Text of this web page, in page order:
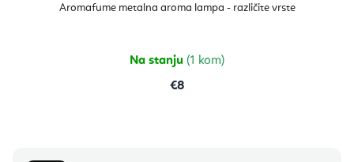
Aromafume metalna aroma lampa - različite vrste
Na stanju (1 kom)
€8